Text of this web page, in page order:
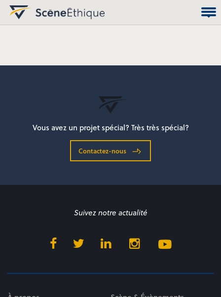
Vous avez un projet spécial? Très très spécial?
Contactez-nous
Suivez notre actualité